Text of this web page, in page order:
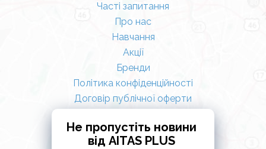
Часті запитання
Про нас
Навчання
Акції
Бренди
Політика конфіденційності
Договір публічної оферти
Не пропустіть новини
від AITAS PLUS